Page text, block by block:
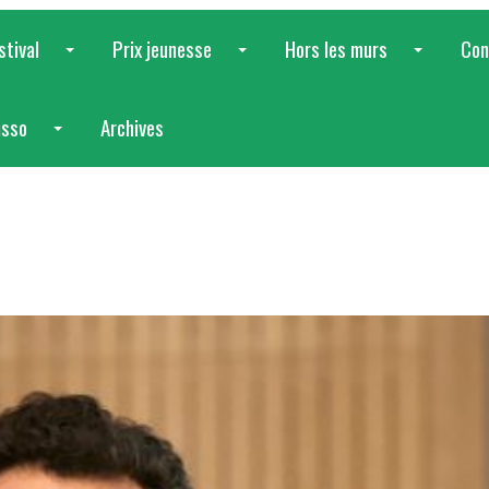
Prix jeunesse
Hors les murs
...
Archives